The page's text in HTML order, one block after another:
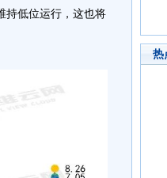
持低位运行，这也将
热